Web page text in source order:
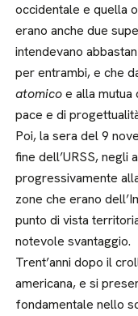
occidentale e quella
erano anche due
intendevano
per entrambi, e che
atomicoe alla mutua
pace e di
Poi, la sera del 9
fine dell’URSS, negli
progressivamente
zone che erano
punto di vista
notevole svantaggio.
Trent’anni dopo il
americana, e si
fondamentale nello